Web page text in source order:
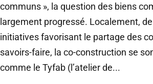
communs », la question des biens
largement progressé. Localement,
initiatives favorisant le partage des
savoirs-faire, la co-construction se
comme le Tyfab (l’atelier de...